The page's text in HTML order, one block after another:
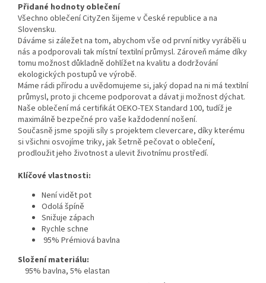
Přidané hodnoty oblečení
Všechno oblečení CityZen šijeme v České republice a na
Slovensku.
Dáváme si záležet na tom, abychom vše od první nitky vyráběli u
nás a podporovali tak místní textilní průmysl. Zároveň máme díky
tomu možnost důkladně dohlížet na kvalitu a dodržování
ekologických postupů ve výrobě.
Máme rádi přírodu a uvědomujeme si, jaký dopad na ni má textilní
průmysl, proto ji chceme podporovat a dávat ji možnost dýchat.
Naše oblečení má certifikát OEKO-TEX Standard 100, tudíž je
maximálně bezpečné pro vaše každodenní nošení.
Současně jsme spojili síly s projektem clevercare, díky kterému
si všichni osvojíme triky, jak šetrně pečovat o oblečení,
prodloužit jeho životnost a ulevit životnímu prostředí.
Klíčové vlastnosti:
Není vidět pot
Odolá špíně
Snižuje zápach
Rychle schne
95% Prémiová bavlna
Složení materiálu:
95% bavlna, 5% elastan